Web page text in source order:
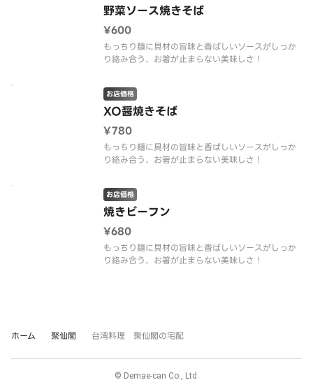
野菜ソース焼きそば
¥600
もっちり麺に具材の旨味と香ばしいソースがしっか
り絡み合う、お箸が止まらない美味しさ！
XO醤焼きそば
お店価格
¥780
もっちり麺に具材の旨味と香ばしいソースがしっか
り絡み合う、お箸が止まらない美味しさ！
焼きビーフン
お店価格
¥680
もっちり麺に具材の旨味と香ばしいソースがしっか
り絡み合う、お箸が止まらない美味しさ！
ホーム 聚仙閣 台湾料理 聚仙閣の宅配
© Demae-can Co., Ltd.